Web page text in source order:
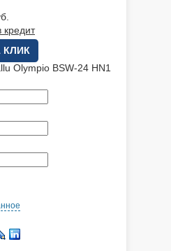
кредит
КЛИК
Olympio BSW-24 HN1